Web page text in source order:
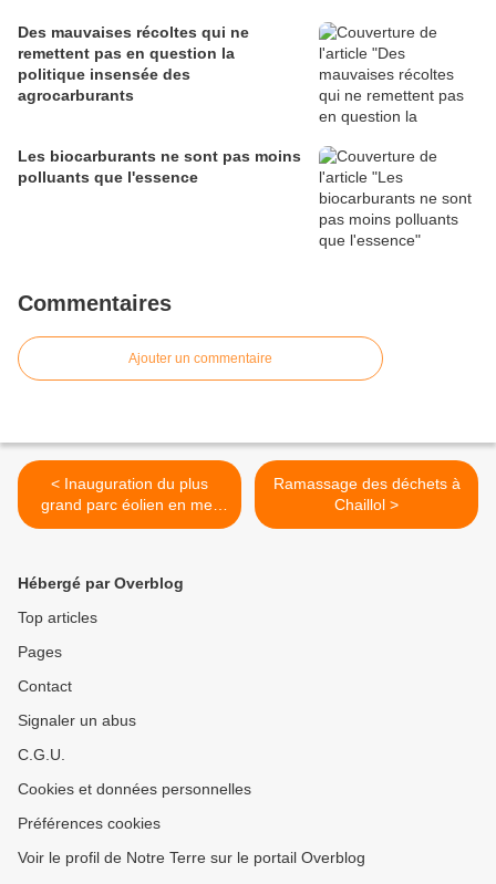
Des mauvaises récoltes qui ne
remettent pas en question la
politique insensée des
agrocarburants
Les biocarburants ne sont pas moins
polluants que l'essence
Commentaires
Ajouter un commentaire
< Inauguration du plus
grand parc éolien en mer
du monde au large de
Ramassage des déchets à
Chaillol >
Hébergé par Overblog
Top articles
Pages
Contact
Signaler un abus
C.G.U.
Cookies et données personnelles
Préférences cookies
Voir le profil de Notre Terre sur le portail Overblog